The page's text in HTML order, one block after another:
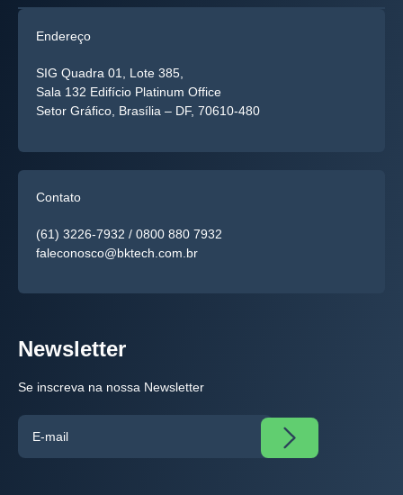
Endereço
SIG Quadra 01, Lote 385,
Sala 132 Edifício Platinum Office
Setor Gráfico, Brasília – DF, 70610-480
Contato
(61) 3226-7932 / 0800 880 7932
faleconosco@bktech.com.br
Newsletter
Se inscreva na nossa Newsletter